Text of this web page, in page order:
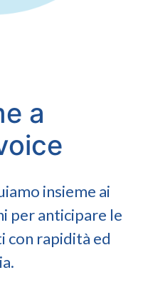
a
insieme ai
per anticipare le
con rapidità ed